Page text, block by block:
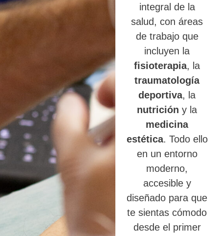
integral de la
salud, con áreas
de trabajo que
incluyen la
fisioterapia, la
traumatología
deportiva, la
nutrición y la
medicina
estética. Todo ello
en un entorno
moderno,
accesible y
diseñado para que
te sientas cómodo
desde el primer